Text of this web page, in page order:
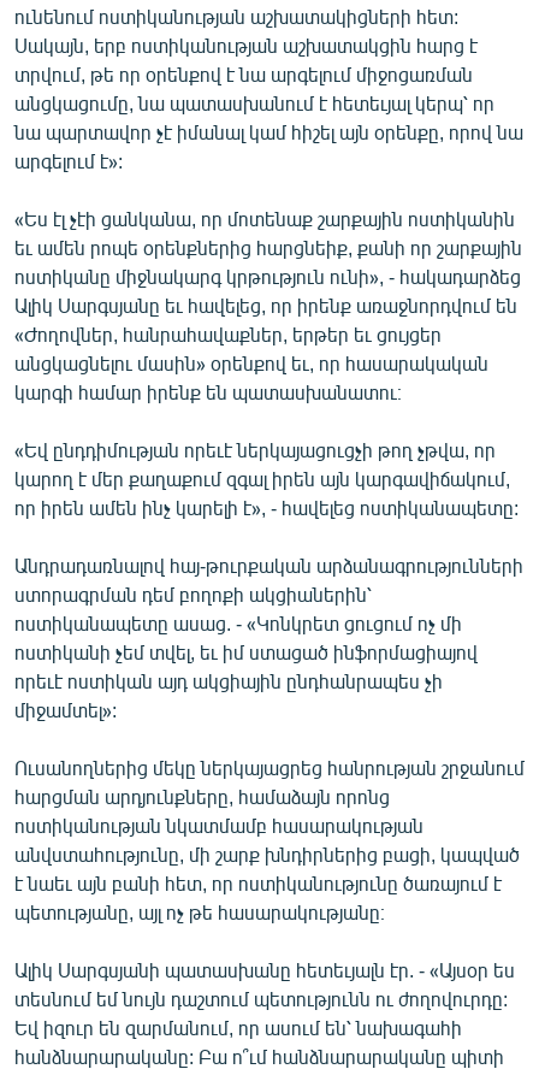
ունենում ոստիկանության աշխատակիցների հետ:
Սակայն, երբ ոստիկանության աշխատակցին հարց է
տրվում, թե որ օրենքով է նա արգելում միջոցառման
անցկացումը, նա պատասխանում է հետեւյալ կերպ՝ որ
նա պարտավոր չէ իմանալ կամ հիշել այն օրենքը, որով նա
արգելում է»:
«Ես էլ չէի ցանկանա, որ մոտենաք շարքային ոստիկանին
եւ ամեն րոպե օրենքներից հարցնեիք, քանի որ շարքային
ոստիկանը միջնակարգ կրթություն ունի», - հակադարձեց
Ալիկ Սարգսյանը եւ հավելեց, որ իրենք առաջնորդվում են
«Ժողովներ, հանրահավաքներ, երթեր եւ ցույցեր
անցկացնելու մասին» օրենքով եւ, որ հասարակական
կարգի համար իրենք են պատասխանատու։
«Եվ ընդդիմության որեւէ ներկայացուցչի թող չթվա, որ
կարող է մեր քաղաքում զգալ իրեն այն կարգավիճակում,
որ իրեն ամեն ինչ կարելի է», - հավելեց ոստիկանապետը:
Անդրադառնալով հայ-թուրքական արձանագրությունների
ստորագրման դեմ բողոքի ակցիաներին՝
ոստիկանապետը ասաց. - «Կոնկրետ ցուցում ոչ մի
ոստիկանի չեմ տվել, եւ իմ ստացած ինֆորմացիայով
որեւէ ոստիկան այդ ակցիային ընդհանրապես չի
միջամտել»:
Ուսանողներից մեկը ներկայացրեց հանրության շրջանում
հարցման արդյունքները, համաձայն որոնց
ոստիկանության նկատմամբ հասարակության
անվստահությունը, մի շարք խնդիրներից բացի, կապված
է նաեւ այն բանի հետ, որ ոստիկանությունը ծառայում է
պետությանը, այլ ոչ թե հասարակությանը։
Ալիկ Սարգսյանի պատասխանը հետեւյալն էր. - «Այսօր ես
տեսնում եմ նույն դաշտում պետությունն ու ժողովուրդը:
Եվ իզուր են զարմանում, որ ասում են՝ նախագահի
հանձնարարականը: Բա ո՞ւմ հանձնարարականը պիտի